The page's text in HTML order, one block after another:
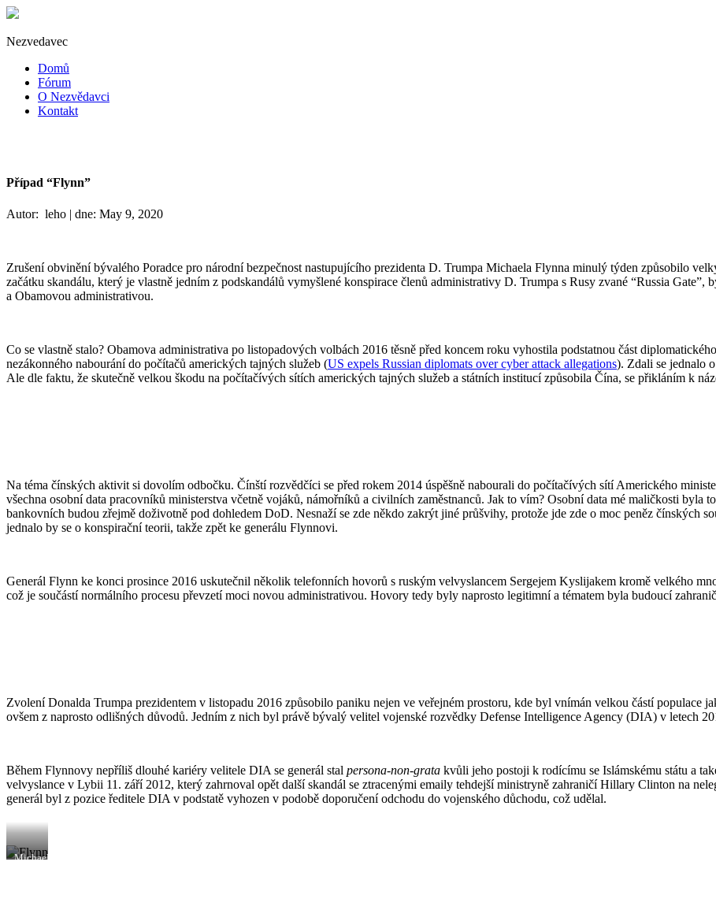
Nezvedavec
Domů
Fórum
O Nezvědavci
Kontakt
Případ “Flynn”
Autor: leho | dne: May 9, 2020
Zrušení obvinění bývalého Poradce pro národní bezpečnost nastupujícího prezidenta D. Trumpa Michaela Flynna minulý týden způsobilo
začátku skandálu, který je vlastně jedním z podskandálů vymyšlené konspirace členů administrativy D. Trumpa s Rusy zvané “Russia Gate”,
a Obamovou administrativou.
Co se vlastně stalo? Obamova administrativa po listopadových volbách 2016 těsně před koncem roku vyhostila podstatnou část
nezákonného nabourání do počítačů amerických tajných služeb (US expels Russian diplomats over cyber attack allegations). Zdali se jednalo
Ale dle faktu, že skutečně velkou škodu na počítačívých sítích amerických tajných služeb a státních institucí způsobila Čína, se přikláním k
Na téma čínských aktivit si dovolím odbočku. Čínští rozvědčíci se před rokem 2014 úspěšně nabourali do počítačívých sítí Amerického
všechna osobní data pracovníků ministerstva včetně vojáků, námořníků a civilních zaměstnanců. Jak to vím? Osobní data mé maličkosti byla
bankovních budou zřejmě doživotně pod dohledem DoD. Nesnaží se zde někdo zakrýt jiné průšvihy, protože jde zde o moc peněz čínských
jednalo by se o konspirační teorii, takže zpět ke generálu Flynnovi.
Generál Flynn ke konci prosince 2016 uskutečnil několik telefonních hovorů s ruským velvyslancem Sergejem Kyslijakem kromě velkého
což je součástí normálního procesu převzetí moci novou administrativou. Hovory tedy byly naprosto legitimní a tématem byla budoucí
Zvolení Donalda Trumpa prezidentem v listopadu 2016 způsobilo paniku nejen ve veřejném prostoru, kde byl vnímán velkou částí populace
ovšem z naprosto odlišných důvodů. Jedním z nich byl právě bývalý velitel vojenské rozvědky Defense Intelligence Agency (DIA) v letech
Během Flynnovy nepříliš dlouhé kariéry velitele DIA se generál stal persona-non-grata kvůli jeho postoji k rodícímu se Islámskému státu a
velvyslance v Lybii 11. září 2012, který zahrnoval opět další skandál se ztracenými emaily tehdejší ministryně zahraničí Hillary Clinton na
generál byl z pozice ředitele DIA v podstatě vyhozen v podobě doporučení odchodu do vojenského důchodu, což udělal.
Michael